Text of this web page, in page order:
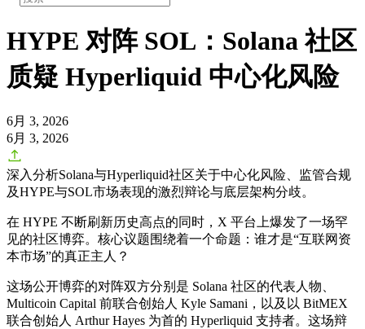
HYPE 对阵 SOL：Solana 社区
质疑 Hyperliquid 中心化风险
6月 3, 2026
6月 3, 2026
深入分析Solana与Hyperliquid社区关于中心化风险、监管合规
及HYPE与SOL市场表现的激烈辩论与底层架构分歧。
在 HYPE 不断刷新历史高点的同时，X 平台上爆发了一场罕
见的社区博弈。核心议题围绕着一个命题：谁才是“互联网资
本市场”的真正主人？
这场公开博弈的对阵双方分别是 Solana 社区的代表人物、
Multicoin Capital 前联合创始人 Kyle Samani，以及以 BitMEX
联合创始人 Arthur Hayes 为首的 Hyperliquid 支持者。这场辩